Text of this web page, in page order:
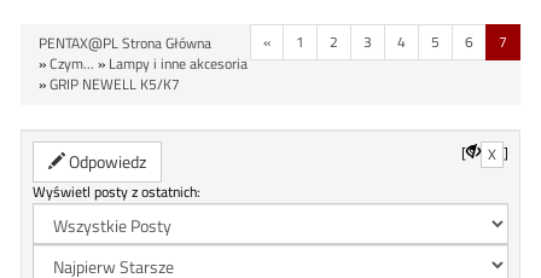
« 1 2 3 4 5 6 7
PENTAX@PL Strona Główna
»Czym... » Lampy i inne akcesoria
»GRIP NEWELL K5/K7
Odpowiedz [ X ]
Wyświetl posty z ostatnich: